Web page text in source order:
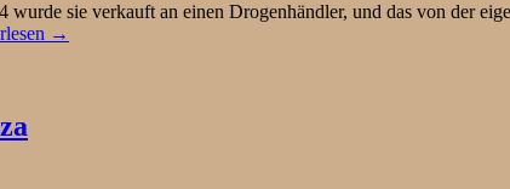
sie verkauft an einen Drogenhändler, und das von der
→